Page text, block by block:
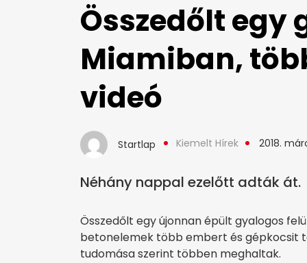
Összedőlt egy
Miamiban,
videó
Startlap Kiemelt Hírek 2018.
Néhány nappal ezelőtt adták át.
Összedőlt egy újonnan épült gyalogos
betonelemek több embert és gépkocsit
tudomása szerint többen meghaltak.